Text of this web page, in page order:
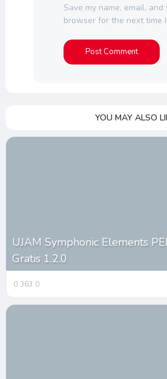
Save my name, email,
browser for the next time
YOU MAY ALSO
UJAM Symphonic Elements
Gratis 1.2.0
0 363 0